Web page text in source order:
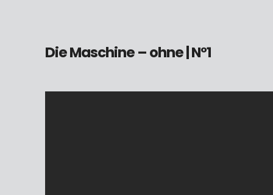
Die Maschine – ohne| N°1